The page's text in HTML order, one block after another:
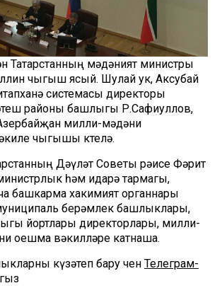
Татарстанның мәдәният министры
чыгыш ясый. Шулай ук, Аксубай
системасы директоры
районы башлыгы Р.Сафиуллов,
милли-мәдәни
чыгышы көтелә.
Дәүләт Советы рәисе Фәрит
һәм идарә тармагы,
башкарма хакимият органнары
берәмлек башлыклары,
йортлары директорлары, милли-
оешма вәкилләре катнаша.
күзәтеп бару өчен Телеграм-